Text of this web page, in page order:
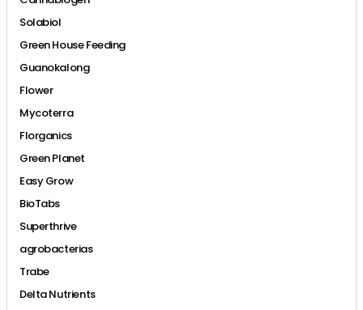
Solabiol
Green House Feeding
Guanokalong
Flower
Mycoterra
Florganics
Green Planet
Easy Grow
BioTabs
Superthrive
agrobacterias
Trabe
Delta Nutrients